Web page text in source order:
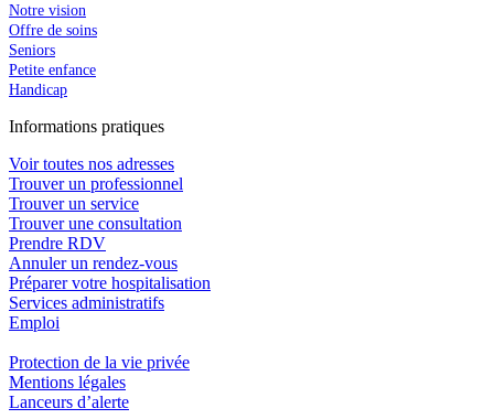
Notre vision
Offre de soins
Seniors
Petite enfance
Handicap
Informations pratiques
Voir toutes nos adresses
Trouver un professionnel
Trouver un service
Trouver une consultation
Prendre RDV
Annuler un rendez-vous
Préparer votre hospitalisation
Services administratifs
Emploi​
Protection de la vie privée
Mentions légales
Lanceurs d’alerte